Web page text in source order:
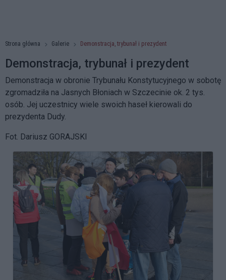
Strona główna Galerie Demonstracja, trybunał i prezydent
Demonstracja, trybunał i prezydent
Demonstracja w obronie Trybunału Konstytucyjnego w sobotę
zgromadziła na Jasnych Błoniach w Szczecinie ok. 2 tys.
osób. Jej uczestnicy wiele swoich haseł kierowali do
prezydenta Dudy.
Fot. Dariusz GORAJSKI